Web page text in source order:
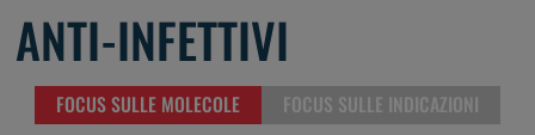
ANTI-INFETTIVI
FOCUS SULLE MOLECOLE FOCUS SULLE INDICAZIONI